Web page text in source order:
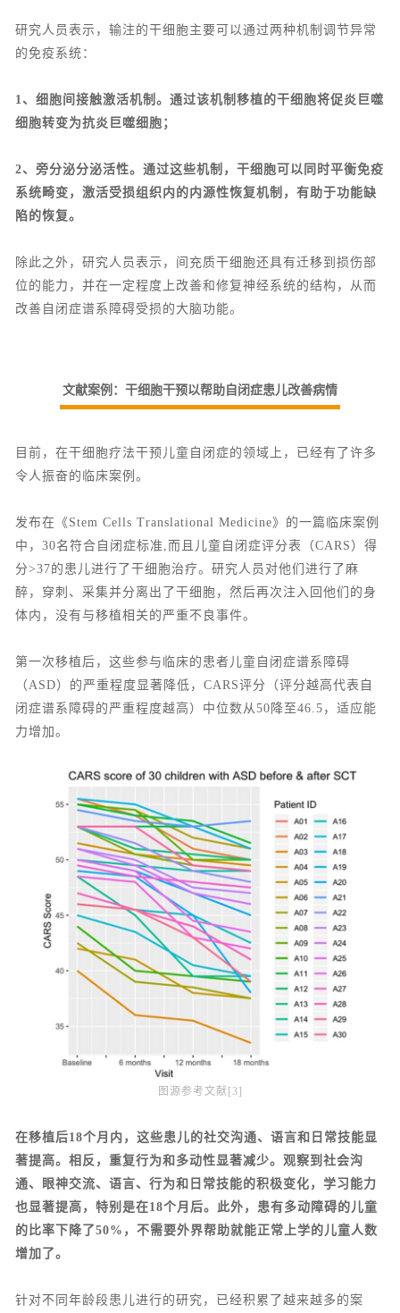
研究人员表示，输注的干细胞主要可以通过两种机制调节异常
的免疫系统：
1、细胞间接触激活机制。通过该机制移植的干细胞将促炎巨噬
细胞转变为抗炎巨噬细胞；
2、旁分泌分泌活性。通过这些机制，干细胞可以同时平衡免疫
系统畸变，激活受损组织内的内源性恢复机制，有助于功能缺
陷的恢复。
除此之外，研究人员表示，间充质干细胞还具有迁移到损伤部
位的能力，并在一定程度上改善和修复神经系统的结构，从而
改善自闭症谱系障碍受损的大脑功能。
文献案例：干细胞干预以帮助自闭症患儿改善病情
目前，在干细胞疗法干预儿童自闭症的领域上，已经有了许多
令人振奋的临床案例。
发布在《Stem Cells Translational Medicine》的一篇临床案例
中，30名符合自闭症标准,而且儿童自闭症评分表（CARS）得
分>37的患儿进行了干细胞治疗。研究人员对他们进行了麻
醉，穿刺、采集并分离出了干细胞，然后再次注入回他们的身
体内，没有与移植相关的严重不良事件。
第一次移植后，这些参与临床的患者儿童自闭症谱系障碍
（ASD）的严重程度显著降低，CARS评分（评分越高代表自
闭症谱系障碍的严重程度越高）中位数从50降至46.5，适应能
力增加。
图源参考文献[3]
在移植后18个月内，这些患儿的社交沟通、语言和日常技能显
著提高。相反，重复行为和多动性显著减少。观察到社会沟
通、眼神交流、语言、行为和日常技能的积极变化，学习能力
也显著提高，特别是在18个月后。此外，患有多动障碍的儿童
的比率下降了50%，不需要外界帮助就能正常上学的儿童人数
增加了。
针对不同年龄段患儿进行的研究，已经积累了越来越多的案